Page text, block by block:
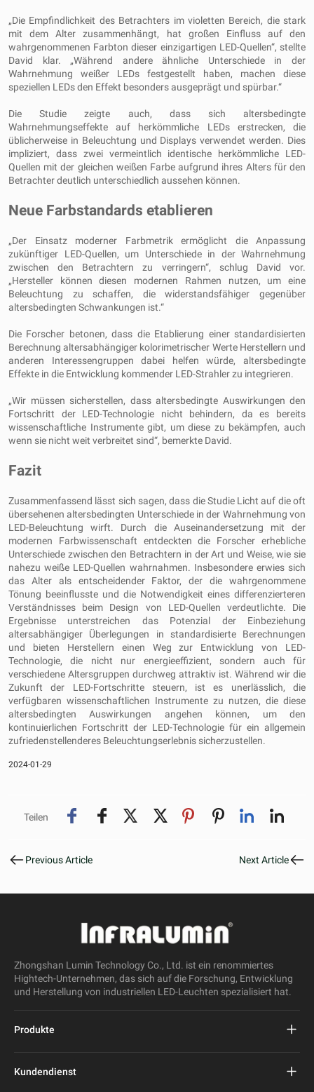
„Die Empfindlichkeit des Betrachters im violetten Bereich, die stark
mit dem Alter zusammenhängt, hat großen Einfluss auf den
wahrgenommenen Farbton dieser einzigartigen LED-Quellen“, stellte
David klar. „Während andere ähnliche Unterschiede in der
Wahrnehmung weißer LEDs festgestellt haben, machen diese
speziellen LEDs den Effekt besonders ausgeprägt und spürbar.“
Die Studie zeigte auch, dass sich altersbedingte
Wahrnehmungseffekte auf herkömmliche LEDs erstrecken, die
üblicherweise in Beleuchtung und Displays verwendet werden. Dies
impliziert, dass zwei vermeintlich identische herkömmliche LED-
Quellen mit der gleichen weißen Farbe aufgrund ihres Alters für den
Betrachter deutlich unterschiedlich aussehen können.
Neue Farbstandards etablieren
„Der Einsatz moderner Farbmetrik ermöglicht die Anpassung
zukünftiger LED-Quellen, um Unterschiede in der Wahrnehmung
zwischen den Betrachtern zu verringern“, schlug David vor.
„Hersteller können diesen modernen Rahmen nutzen, um eine
Beleuchtung zu schaffen, die widerstandsfähiger gegenüber
altersbedingten Schwankungen ist.“
Die Forscher betonen, dass die Etablierung einer standardisierten
Berechnung altersabhängiger kolorimetrischer Werte Herstellern und
anderen Interessengruppen dabei helfen würde, altersbedingte
Effekte in die Entwicklung kommender LED-Strahler zu integrieren.
„Wir müssen sicherstellen, dass altersbedingte Auswirkungen den
Fortschritt der LED-Technologie nicht behindern, da es bereits
wissenschaftliche Instrumente gibt, um diese zu bekämpfen, auch
wenn sie nicht weit verbreitet sind“, bemerkte David.
Fazit
Zusammenfassend lässt sich sagen, dass die Studie Licht auf die oft
übersehenen altersbedingten Unterschiede in der Wahrnehmung von
LED-Beleuchtung wirft. Durch die Auseinandersetzung mit der
modernen Farbwissenschaft entdeckten die Forscher erhebliche
Unterschiede zwischen den Betrachtern in der Art und Weise, wie sie
nahezu weiße LED-Quellen wahrnahmen. Insbesondere erwies sich
das Alter als entscheidender Faktor, der die wahrgenommene
Tönung beeinflusste und die Notwendigkeit eines differenzierteren
Verständnisses beim Design von LED-Quellen verdeutlichte. Die
Ergebnisse unterstreichen das Potenzial der Einbeziehung
altersabhängiger Überlegungen in standardisierte Berechnungen
und bieten Herstellern einen Weg zur Entwicklung von LED-
Technologie, die nicht nur energieeffizient, sondern auch für
verschiedene Altersgruppen durchweg attraktiv ist. Während wir die
Zukunft der LED-Fortschritte steuern, ist es unerlässlich, die
verfügbaren wissenschaftlichen Instrumente zu nutzen, die diese
altersbedingten Auswirkungen angehen können, um den
kontinuierlichen Fortschritt der LED-Technologie für ein allgemein
zufriedenstellenderes Beleuchtungserlebnis sicherzustellen.
2024-01-29
Teilen
Previous Article Next Article
Zhongshan Lumin Technology Co., Ltd. ist ein renommiertes
Hightech-Unternehmen, das sich auf die Forschung, Entwicklung
und Herstellung von industriellen LED-Leuchten spezialisiert hat.
Produkte
Kundendienst